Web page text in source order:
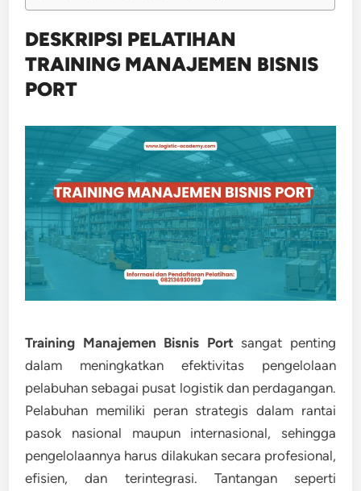
DESKRIPSI PELATIHAN
TRAINING MANAJEMEN BISNIS
PORT
Training Manajemen Bisnis Port sangat penting
dalam meningkatkan efektivitas pengelolaan
pelabuhan sebagai pusat logistik dan perdagangan.
Pelabuhan memiliki peran strategis dalam rantai
pasok nasional maupun internasional, sehingga
pengelolaannya harus dilakukan secara profesional,
efisien, dan terintegrasi. Tantangan seperti